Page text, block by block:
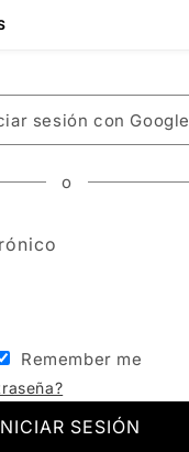
sesión con Google
o
Remember me
SESIÓN